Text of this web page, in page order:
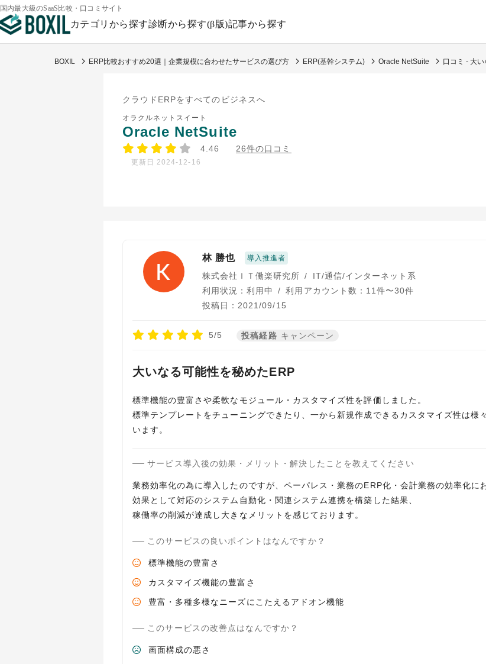
国内最大級のSaaS比較・口コミサイト
カテゴリから探す診断から探す(β版)記事から探す
BOXIL ERP比較おすすめ20選｜企業規模に合わせたサービスの選び方 ERP(基幹システム) Oracle NetSuite 口コミ - 大
クラウドERPをすべてのビジネスへ
オラクルネットスイート
Oracle NetSuite
4.46 26件の口コミ
更新日 2024-12-16
林 勝也 導入推進者
株式会社ＩＴ働楽研究所 /
IT/通信/インターネット系
利用状況：利用中
/ 利用アカウント数：11件〜30件
投稿日：2021/09/15
5/5 投稿経路 キャンペーン
大いなる可能性を秘めたERP
標準機能の豊富さや柔軟なモジュール・カスタマイズ性を評価しました。
標準テンプレートをチューニングできたり、一から新規作成できるカスタマイズ性は様
サービス導入後の効果・メリット・解決したことを教えてください
業務効率化の為に導入したのですが、ペーパレス・業務のERP化・会計業務の効率化に
効果として対応のシステム自動化・関連システム連携を構築した結果、
稼働率の削減が達成し大きなメリットを感じております。
このサービスの良いポイントはなんですか？
標準機能の豊富さ
カスタマイズ機能の豊富さ
豊富・多種多様なニーズにこたえるアドオン機能
このサービスの改善点はなんですか？
画面構成の悪さ